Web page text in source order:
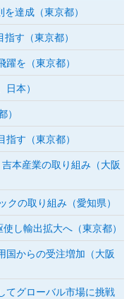
達成（東京都）
す（東京都）
を（東京都）
本）
）
す（東京都）
本産業の取り組み（大阪
クの取り組み（愛知県）
し輸出拡大へ（東京都）
国からの受注増加（大阪
てグローバル市場に挑戦